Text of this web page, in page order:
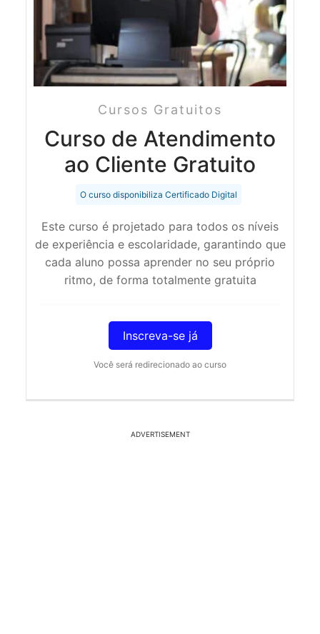
Cursos Gratuitos
Curso de Atendimento
ao Cliente Gratuito
O curso disponibiliza Certificado Digital
Este curso é projetado para todos os níveis
de experiência e escolaridade, garantindo que
cada aluno possa aprender no seu próprio
ritmo, de forma totalmente gratuita
Inscreva-se já
Você será redirecionado ao curso
ADVERTISEMENT